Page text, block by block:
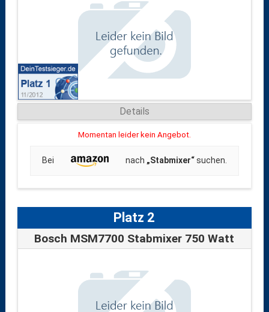
Details
Momentan leider kein Angebot.
Bei nach „Stabmixer“suchen.
Platz 2
Bosch MSM7700 Stabmixer 750 Watt